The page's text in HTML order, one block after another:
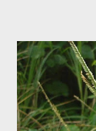
cá. Hoa nở về